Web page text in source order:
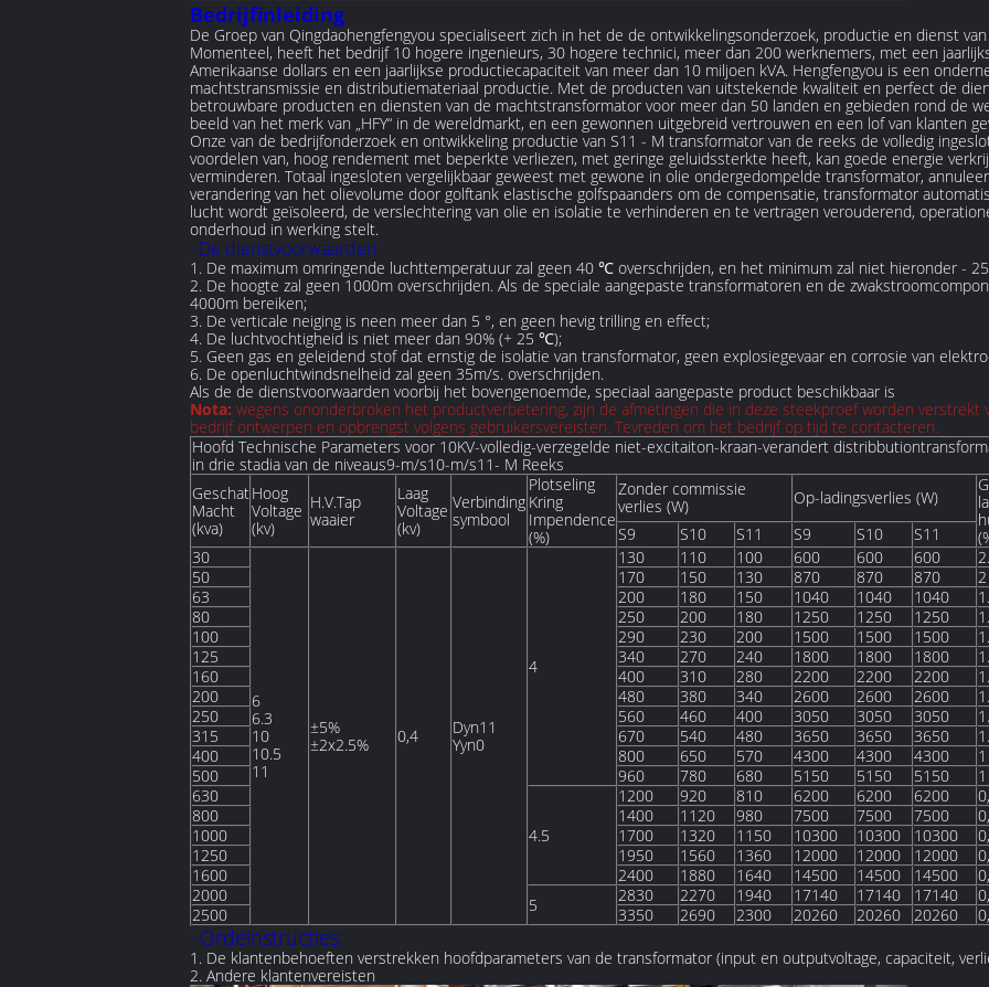
Bedrijfinleiding
De Groep van Qingdaohengfengyou specialiseert zich in het de de ontwikkelingsonderzoek, productie en dienst
Momenteel, heeft het bedrijf 10 hogere ingenieurs, 30 hogere technici, meer dan 200 werknemers, met een
Amerikaanse dollars en een jaarlijkse productiecapaciteit van meer dan 10 miljoen kVA. Hengfengyou is een
machtstransmissie en distributiemateriaal productie. Met de producten van uitstekende kwaliteit en perfect de
betrouwbare producten en diensten van de machtstransformator voor meer dan 50 landen en gebieden rond de
beeld van het merk van „HFY“ in de wereldmarkt, en een gewonnen uitgebreid vertrouwen en een lof van klanten
Onze van de bedrijfonderzoek en ontwikkeling productie van S11 - M transformator van de reeks de volledig
voordelen van, hoog rendement met beperkte verliezen, met geringe geluidssterkte heeft, kan goede energie
verminderen. Totaal ingesloten vergelijkbaar geweest met gewone in olie ondergedompelde transformator,
verandering van het olievolume door golftank elastische golfspaanders om de compensatie, transformator
lucht wordt geïsoleerd, de verslechtering van olie en isolatie te verhinderen en te vertragen verouderend,
onderhoud in werking stelt.
· De dienstvoorwaarden
1. De maximum omringende luchttemperatuur zal geen 40 ℃ overschrijden, en het minimum zal niet hieronder -
2. De hoogte zal geen 1000m overschrijden. Als de speciale aangepaste transformatoren en de
4000m bereiken;
3. De verticale neiging is neen meer dan 5 °, en geen hevig trilling en effect;
4. De luchtvochtigheid is niet meer dan 90% (+ 25 ℃);
5. Geen gas en geleidend stof dat ernstig de isolatie van transformator, geen explosiegevaar en corrosie van
6. De openluchtwindsnelheid zal geen 35m/s. overschrijden.
Als de de dienstvoorwaarden voorbij het bovengenoemde, speciaal aangepaste product beschikbaar is
Nota: wegens ononderbroken het productverbetering, zijn de afmetingen die in deze steekproef worden verstrekt
bedrijf ontwerpen en opbrengst volgens gebruikersvereisten. Tevreden om het bedrijf op tijd te contacteren.
Hoofd Technische Parameters voor 10KV-volledig-verzegelde niet-excitaiton-kraan-verandert
in drie stadia van de niveaus9-m/s10-m/s11- M Reeks
Geschat
Macht
(kva)
Hoog
Voltage
(kv)
H.V.Tap
waaier
Laag
Voltage
(kv)
Verbinding
symbool
Plotseling
Kring
Impendence
(%)
Zonder commissie
verlies (W)
Op-ladingsverlies (W)
S9 S10 S11 S9 S10
S11
30
6
6.3
10
10.5
11
±5%
±2x2.5%
0,4
Dyn11
Yyn0
4
130 110 100 600 600 600
50
170 150 130 870 870 870
2
63
200 180 150 1040 1040 1040
80
250 200 180 1250 1250 1250
100
290 230 200 1500 1500 1500
125
340 270 240 1800 1800 1800
160
400 310 280 2200 2200 2200
200
480 380 340 2600 2600 2600
250
560 460 400 3050 3050 3050
315
670 540 480 3650 3650 3650
400
800 650 570 4300 4300 4300
1
500
960 780 680 5150 5150 5150
1
630
4.5
1200 920 810 6200 6200 6200
800
1400 1120 980 7500 7500 7500
1000
1700 1320 1150 10300 10300 10300
1250
1950 1560 1360 12000 12000 12000
1600
2400 1880 1640 14500 14500 14500
2000
5 2830 2270 1940 17140 17140 17140
2500
3350 2690 2300 20260 20260 20260
· Ordeinstructies:
1. De klantenbehoeften verstrekken hoofdparameters van de transformator (input en outputvoltage, capaciteit,
2. Andere klantenvereisten